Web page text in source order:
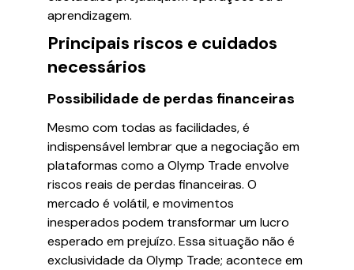
aprendizagem.
Principais riscos e cuidados
necessários
Possibilidade de perdas financeiras
Mesmo com todas as facilidades, é
indispensável lembrar que a negociação em
plataformas como a Olymp Trade envolve
riscos reais de perdas financeiras. O
mercado é volátil, e movimentos
inesperados podem transformar um lucro
esperado em prejuízo. Essa situação não é
exclusividade da Olymp Trade; acontece em